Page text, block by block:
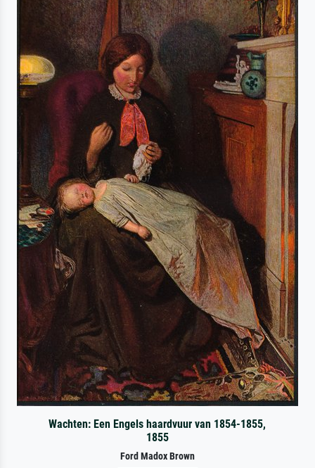
Wachten: Een Engels haardvuur van 1854-1855,
1855
Ford Madox Brown